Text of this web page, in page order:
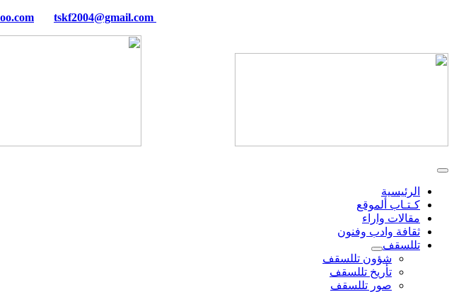
tskf2004@gmail.com
الرئيسية
كـتـاب ألموقع
مقالات واراء
ثقافة وادب وفنون
تللسقف
شؤون تللسقف
تأريخ تللسقف
صور تللسقف